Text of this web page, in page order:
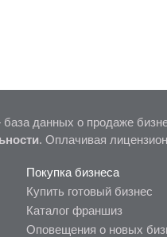
данных о продаже
. Оплачивая
Покупка бизнеса
Купить готовый бизнес
Каталог франшиз
Оповещения о новых